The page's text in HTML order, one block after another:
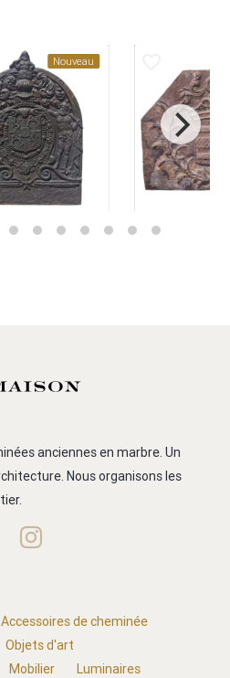
favorite_border
anciennes en marbre. Un
Nous organisons les
Accessoires de cheminée
Objets d'art
Mobilier
Luminaires